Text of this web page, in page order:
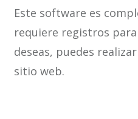
Este software es
requiere registros
deseas, puedes
sitio web.